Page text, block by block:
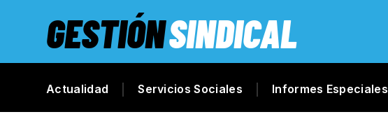
GESTIÓNSINDICAL
Actualidad Servicios Sociales Informes Especiales